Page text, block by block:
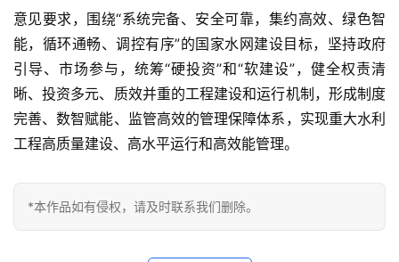
意见要求，围绕“系统完备、安全可靠，集约高效、绿色智
能，循环通畅、调控有序”的国家水网建设目标，坚持政府
引导、市场参与，统筹“硬投资”和“软建设”，健全权责清
晰、投资多元、质效并重的工程建设和运行机制，形成制度
完善、数智赋能、监管高效的管理保障体系，实现重大水利
工程高质量建设、高水平运行和高效能管理。
*本作品如有侵权，请及时联系我们删除。